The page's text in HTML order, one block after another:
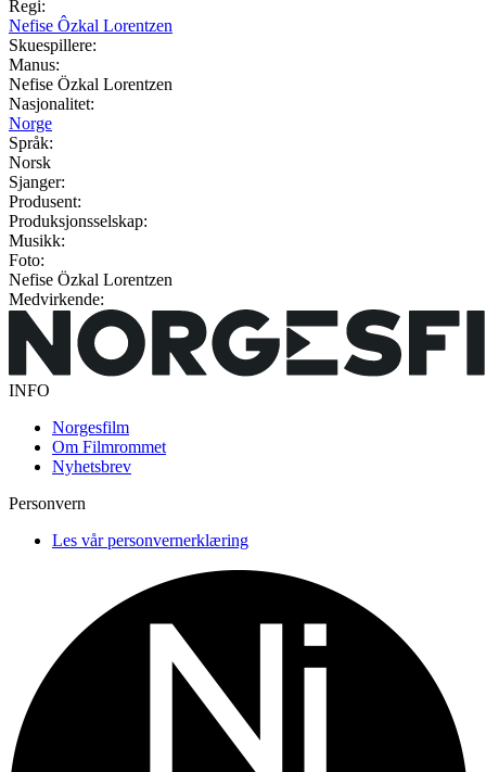
Regi:
Nefise Ôzkal Lorentzen
Skuespillere:
Manus:
Nefise Özkal Lorentzen
Nasjonalitet:
Norge
Språk:
Norsk
Sjanger:
Produsent:
Produksjonsselskap:
Musikk:
Foto:
Nefise Özkal Lorentzen
Medvirkende:
INFO
Norgesfilm
Om Filmrommet
Nyhetsbrev
Personvern
Les vår personvernerklæring